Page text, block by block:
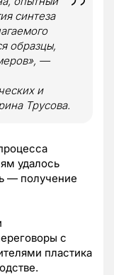
синтеза
образцы,
—
и
Трусова.
удалось
— получение
с
пластика